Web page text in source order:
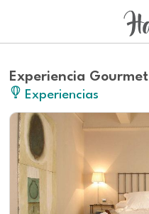
Experiencia Gourmet
Experiencias